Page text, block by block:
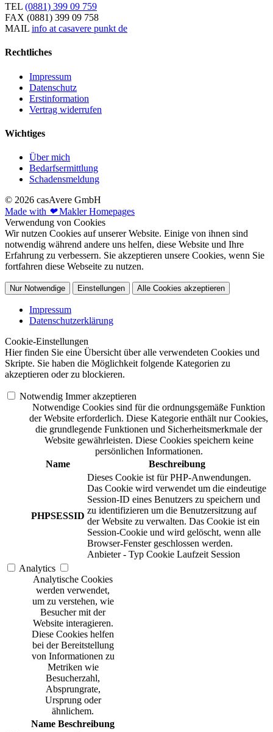
TEL (0881) 399 09 759
FAX (0881) 399 09 758
MAIL info at casavere punkt de
Rechtliches
Impressum
Datenschutz
Erstinformation
Vertrag widerrufen
Wichtiges
Über mich
Bedarfsermittlung
Schadensmeldung
© 2026 casAvere GmbH
Made with ❤Makler Homepages
Verwendung von Cookies
Wir nutzen Cookies auf unserer Website. Einige von ihnen sind
notwendig während andere uns helfen, diese Website und Ihre
Erfahrung zu verbessern. Sie akzeptieren unsere Cookies, wenn Sie
fortfahren diese Webseite zu nutzen.
Nur Notwendige Einstellungen Alle Cookies akzeptieren
Impressum
Datenschutzerklärung
Cookie-Einstellungen
Hier finden Sie eine Übersicht über alle verwendeten Cookies und
Skripte. Sie haben die Möglichkeit folgende Kategorien zu
akzeptieren oder zu blockieren.
Notwendig Immer akzeptieren
Notwendige Cookies sind für die ordnungsgemäße Funktion
der Website erforderlich. Diese Kategorie enthält nur Cookies,
die grundlegende Funktionen und Sicherheitsmerkmale der
Website gewährleisten. Diese Cookies speichern keine
persönlichen Informationen.
Name
Beschreibung
PHPSESSID
Dieses Cookie ist für PHP-Anwendungen.
Das Cookie wird verwendet um die eindeutige
Session-ID eines Benutzers zu speichern und
zu identifizieren um die Benutzersitzung auf
der Website zu verwalten. Das Cookie ist ein
Session-Cookie und wird gelöscht, wenn alle
Browser-Fenster geschlossen werden.
Anbieter - Typ Cookie Laufzeit Session
Analytics
Analytische Cookies
werden verwendet,
um zu verstehen, wie
Besucher mit der
Website interagieren.
Diese Cookies helfen
bei der Bereitstellung
von Informationen zu
Metriken wie
Besucherzahl,
Absprungrate,
Ursprung oder
ähnlichem.
Name Beschreibung